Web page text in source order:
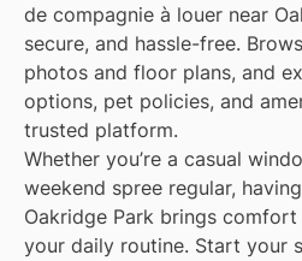
de compagnie à louer near
secure, and hassle-free.
photos and floor plans, and
options, pet policies, and
trusted platform.
Whether you’re a casual
weekend spree regular,
Oakridge Park brings
your daily routine. Start your